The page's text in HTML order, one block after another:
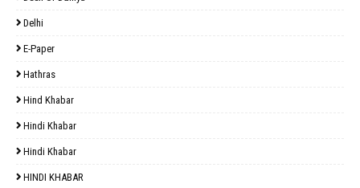
Delhi
E-Paper
Hathras
Hind Khabar
Hindi Khabar
Hindi Khabar
HINDI KHABAR